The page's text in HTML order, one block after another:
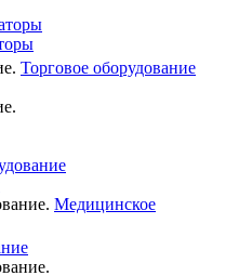
Торговое оборудование
Медицинское